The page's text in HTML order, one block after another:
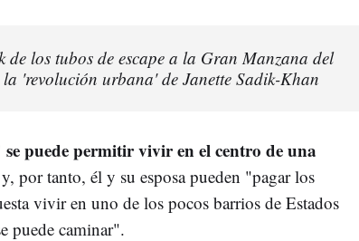
de los tubos de escape a la Gran Manzana del
la 'revolución urbana' de Janette Sadik-Khan
puede permitir vivir en el centro de una
y, por tanto, él y su esposa pueden "pagar los
vivir en uno de los pocos barrios de Estados
puede caminar".